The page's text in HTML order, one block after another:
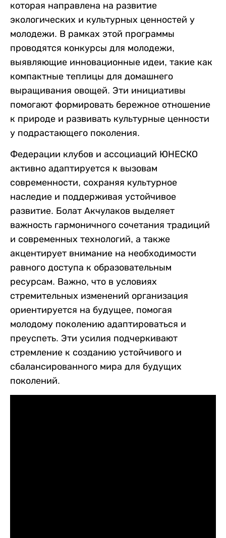
которая направлена на развитие
экологических и культурных ценностей у
молодежи. В рамках этой программы
проводятся конкурсы для молодежи,
выявляющие инновационные идеи, такие как
компактные теплицы для домашнего
выращивания овощей. Эти инициативы
помогают формировать бережное отношение
к природе и развивать культурные ценности
у подрастающего поколения.
Федерации клубов и ассоциаций ЮНЕСКО
активно адаптируется к вызовам
современности, сохраняя культурное
наследие и поддерживая устойчивое
развитие. Болат Акчулаков выделяет
важность гармоничного сочетания традиций
и современных технологий, а также
акцентирует внимание на необходимости
равного доступа к образовательным
ресурсам. Важно, что в условиях
стремительных изменений организация
ориентируется на будущее, помогая
молодому поколению адаптироваться и
преуспеть. Эти усилия подчеркивают
стремление к созданию устойчивого и
сбалансированного мира для будущих
поколений.